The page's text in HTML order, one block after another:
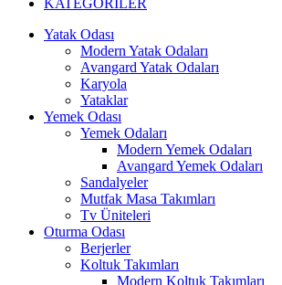
KATEGORİLER
Yatak Odası
Modern Yatak Odaları
Avangard Yatak Odaları
Karyola
Yataklar
Yemek Odası
Yemek Odaları
Modern Yemek Odaları
Avangard Yemek Odaları
Sandalyeler
Mutfak Masa Takımları
Tv Üniteleri
Oturma Odası
Berjerler
Koltuk Takımları
Modern Koltuk Takımları